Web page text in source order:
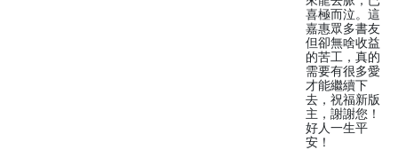
喜極而泣。這
嘉惠眾多書友
但卻無啥收益
的苦工，真的
需要有很多愛
才能繼續下
去，祝福新版
主，謝謝您！
好人一生平
安！